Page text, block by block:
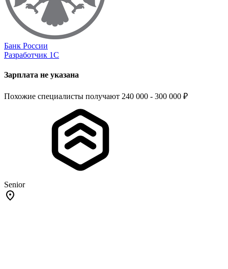
Банк России
Разработчик 1С
Зарплата не указана
Похожие специалисты получают 240 000 - 300 000 ₽
Senior